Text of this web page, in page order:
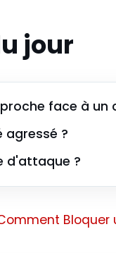
jour
face à un
agressé ?
d'attaque ?
Bloquer